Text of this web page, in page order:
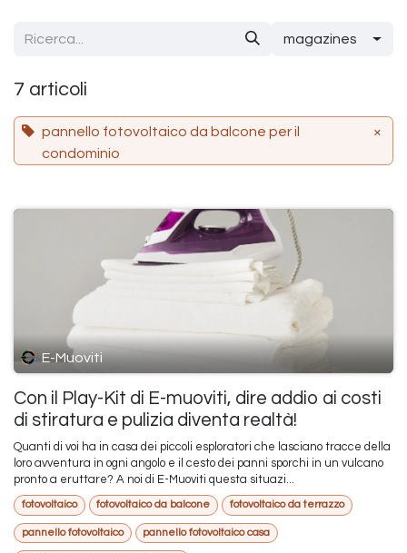
magazines
7 articoli
pannello fotovoltaico da balcone per il
condominio
×
E-Muoviti
Con il Play-Kit di E-muoviti, dire addio ai costi
di stiratura e pulizia diventa realtà!
Quanti di voi ha in casa dei piccoli esploratori che lasciano tracce della
loro avventura in ogni angolo e il cesto dei panni sporchi in un vulcano
pronto a eruttare? A noi di E-Muoviti questa situazi...
fotovoltaico fotovoltaico da balcone fotovoltaico da terrazzo
pannello fotovoltaico pannello fotovoltaico casa